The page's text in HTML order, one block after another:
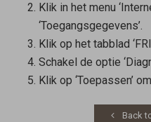
Klik in het menu
‘Toegangsgegevens’.
Klik op het tabblad
Schakel de optie
Klik op ‘Toepassen’
Back